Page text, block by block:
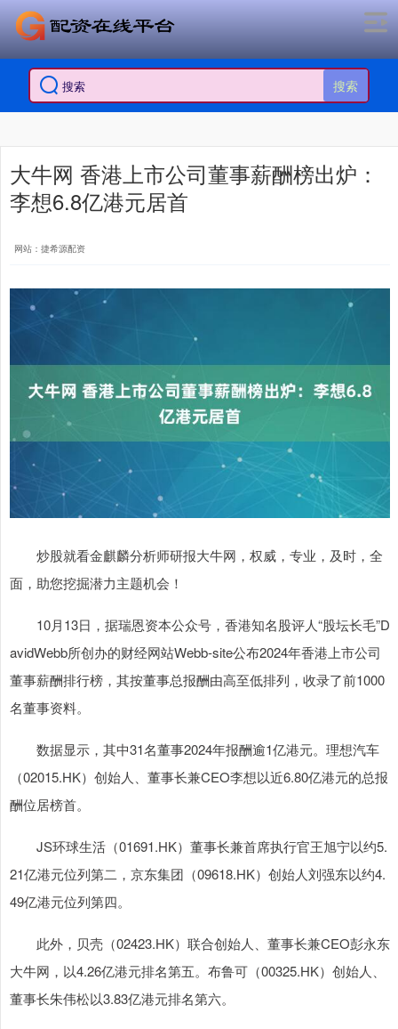
搜索
大牛网 香港上市公司董事薪酬榜出炉：
李想6.8亿港元居首
网站：捷希源配资
炒股就看金麒麟分析师研报大牛网，权威，专业，及时，全
面，助您挖掘潜力主题机会！
10月13日，据瑞恩资本公众号，香港知名股评人“股坛长毛”D
avidWebb所创办的财经网站Webb-site公布2024年香港上市公司
董事薪酬排行榜，其按董事总报酬由高至低排列，收录了前1000
名董事资料。
数据显示，其中31名董事2024年报酬逾1亿港元。理想汽车
（02015.HK）创始人、董事长兼CEO李想以近6.80亿港元的总报
酬位居榜首。
JS环球生活（01691.HK）董事长兼首席执行官王旭宁以约5.
21亿港元位列第二，京东集团（09618.HK）创始人刘强东以约4.
49亿港元位列第四。
此外，贝壳（02423.HK）联合创始人、董事长兼CEO彭永东
大牛网，以4.26亿港元排名第五。布鲁可（00325.HK）创始人、
董事长朱伟松以3.83亿港元排名第六。